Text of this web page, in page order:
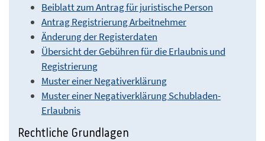
Beiblatt zum Antrag für juristische Person
Antrag Registrierung Arbeitnehmer
Änderung der Registerdaten
Übersicht der Gebühren für die Erlaubnis und
Registrierung
Muster einer Negativerklärung
Muster einer Negativerklärung Schubladen-
Erlaubnis
Rechtliche Grundlagen